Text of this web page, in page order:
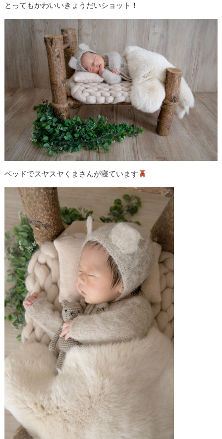
とってもかわいいきょうだいショット！
ベッドでスヤスヤくまさんが寝ています